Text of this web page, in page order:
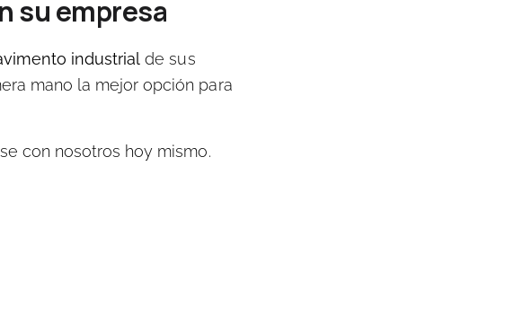
su empresa
industrial de sus
mano la mejor opción para
con nosotros hoy mismo.